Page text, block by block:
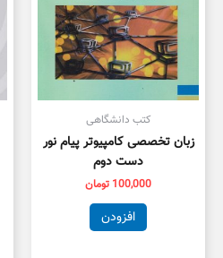
کتب دانشگاهی
زبان تخصصی کامپیوتر پیام نور
دست دوم
100,000 تومان
افزودن